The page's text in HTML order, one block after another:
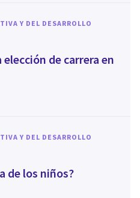
Y DEL DESARROLLO
de carrera en
Y DEL DESARROLLO
de los niños?